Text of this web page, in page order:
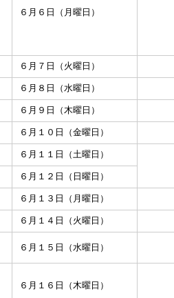
６月６日（月曜日）
６月７日（火曜日）
６月８日（水曜日）
６月９日（木曜日）
６月１０日（金曜日）
６月１１日（土曜日）
６月１２日（日曜日）
６月１３日（月曜日）
６月１４日（火曜日）
６月１５日（水曜日）
６月１６日（木曜日）